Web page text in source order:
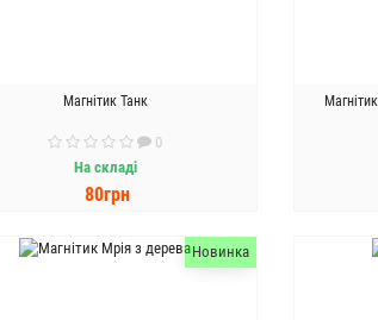
Магнітик Танк
0
На складі
80грн
ДО КОШИКА Новинка